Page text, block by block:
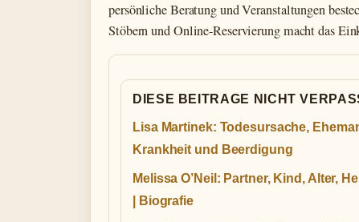
persönliche Beratung und Veranstaltungen
Stöbern und Online-Reservierung macht das
DIESE BEITRAGE NICHT
Lisa Martinek: Todesursache,
Krankheit und Beerdigung
Melissa O’Neil: Partner, Kind, Alter,
| Biografie